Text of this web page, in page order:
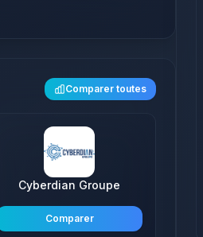
Comparer toutes
Cyberdian Groupe
Comparer